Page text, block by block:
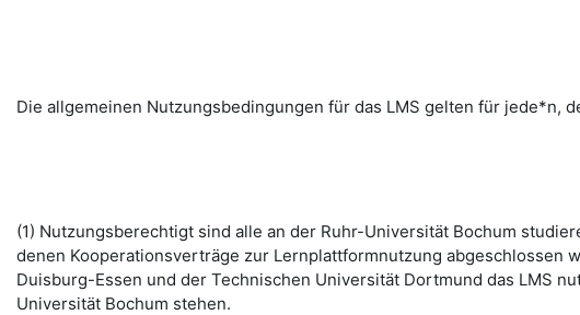
Die allgemeinen Nutzungsbedingungen für das LMS gelten für jede*n,
(1) Nutzungsberechtigt sind alle an der Ruhr-Universität Bochum
denen Kooperationsverträge zur Lernplattformnutzung abgeschlossen
Duisburg-Essen und der Technischen Universität Dortmund das LMS
Universität Bochum stehen.